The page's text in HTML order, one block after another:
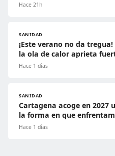
Hace 21h
SANIDAD
¡Este verano no da
la ola de calor aprieta
Hace 1 días
SANIDAD
Cartagena acoge en 2027
la forma en que
Hace 1 días